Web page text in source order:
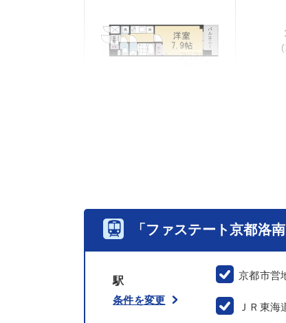
「ファステート京都洛
駅
条件を変更
京都市営
ＪＲ東